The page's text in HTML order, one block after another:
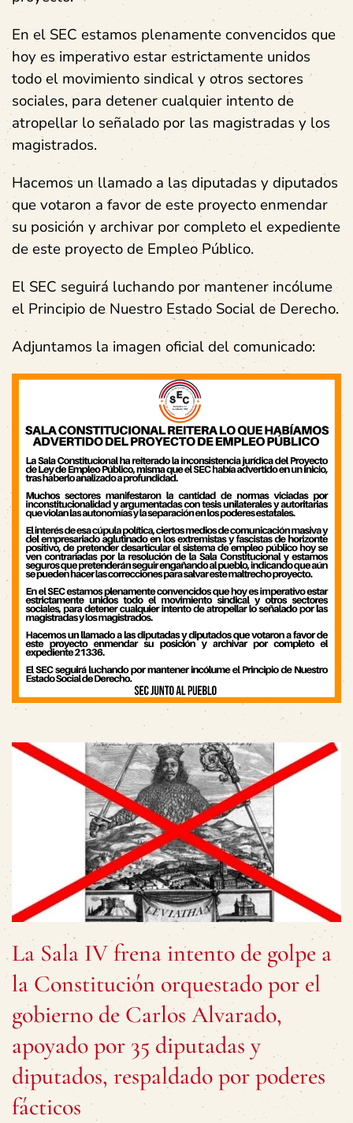
En el SEC estamos plenamente convencidos que
hoy es imperativo estar estrictamente unidos
todo el movimiento sindical y otros sectores
sociales, para detener cualquier intento de
atropellar lo señalado por las magistradas y los
magistrados.
Hacemos un llamado a las diputadas y diputados
que votaron a favor de este proyecto enmendar
su posición y archivar por completo el expediente
de este proyecto de Empleo Público.
El SEC seguirá luchando por mantener incólume
el Principio de Nuestro Estado Social de Derecho.
Adjuntamos la imagen oficial del comunicado:
La Sala IV frena intento de golpe a
la Constitución orquestado por el
gobierno de Carlos Alvarado,
apoyado por 35 diputadas y
diputados, respaldado por poderes
fácticos